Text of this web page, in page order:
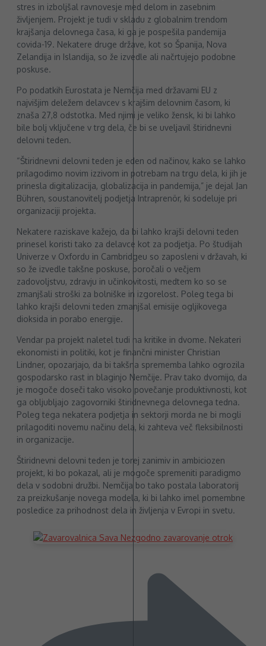
stres in izboljšal ravnovesje med delom in zasebnim
življenjem. Projekt je tudi v skladu z globalnim trendom
krajšanja delovnega časa, ki ga je pospešila pandemija
covida-19. Nekatere druge države, kot so Španija, Nova
Zelandija in Islandija, so že izvedle ali načrtujejo podobne
poskuse.
Po podatkih Eurostata je Nemčija med državami EU z
najvišjim deležem delavcev s krajšim delovnim časom, ki
znaša 27,8 odstotka. Med njimi je veliko žensk, ki bi lahko
bile bolj vključene v trg dela, če bi se uveljavil štiridnevni
delovni teden.
“Štiridnevni delovni teden je eden od načinov, kako se lahko
prilagodimo novim izzivom in potrebam na trgu dela, ki jih je
prinesla digitalizacija, globalizacija in pandemija,” je dejal Jan
Bühren, soustanovitelj podjetja Intraprenör, ki sodeluje pri
organizaciji projekta.
Nekatere raziskave kažejo, da bi lahko krajši delovni teden
prinesel koristi tako za delavce kot za podjetja. Po študijah
Univerze v Oxfordu in Cambridgeu so zaposleni v državah, ki
so že izvedle takšne poskuse, poročali o večjem
zadovoljstvu, zdravju in učinkovitosti, medtem ko so se
zmanjšali stroški za bolniške in izgorelost. Poleg tega bi
lahko krajši delovni teden zmanjšal emisije ogljikovega
dioksida in porabo energije.
Vendar pa projekt naletel tudi na kritike in dvome. Nekateri
ekonomisti in politiki, kot je finančni minister Christian
Lindner, opozarjajo, da bi takšna sprememba lahko ogrozila
gospodarsko rast in blaginjo Nemčije. Prav tako dvomijo, da
je mogoče doseči tako visoko povečanje produktivnosti, kot
ga obljubljajo zagovorniki štiridnevnega delovnega tedna.
Poleg tega nekatera podjetja in sektorji morda ne bi mogli
prilagoditi novemu načinu dela, ki zahteva več fleksibilnosti
in organizacije.
Štiridnevni delovni teden je torej zanimiv in ambiciozen
projekt, ki bo pokazal, ali je mogoče spremeniti paradigmo
dela v sodobni družbi. Nemčija bo tako postala laboratorij
za preizkušanje novega modela, ki bi lahko imel pomembne
posledice za prihodnost dela in življenja v Evropi in svetu.